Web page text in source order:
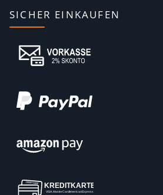
SICHER EINKAUFEN